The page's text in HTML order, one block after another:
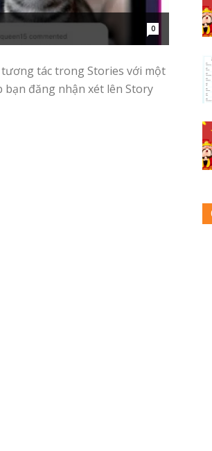
0
tác trong Stories với một
bạn đăng nhận xét lên Story